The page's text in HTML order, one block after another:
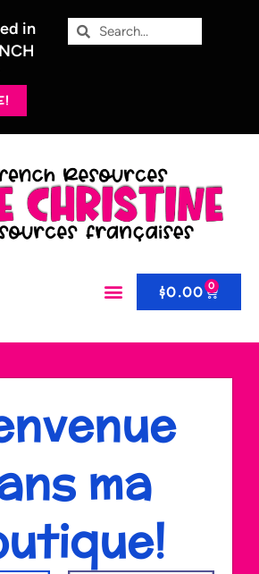
in
$0.00 0
ma